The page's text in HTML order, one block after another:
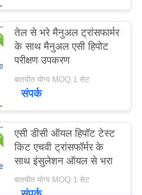
तेल से भरे मैनुअल ट्रांसफार्मर
के साथ मैनुअल एसी हिपोट
परीक्षण उपकरण
बातचीत योग्य MOQ:1 सेट
संपर्क
एसी डीसी ऑयल हिपॉट टेस्ट
किट एचवी ट्रांसफॉर्मर के
साथ इंसुलेशन ऑयल से भरा
बातचीत योग्य MOQ:1 सेट